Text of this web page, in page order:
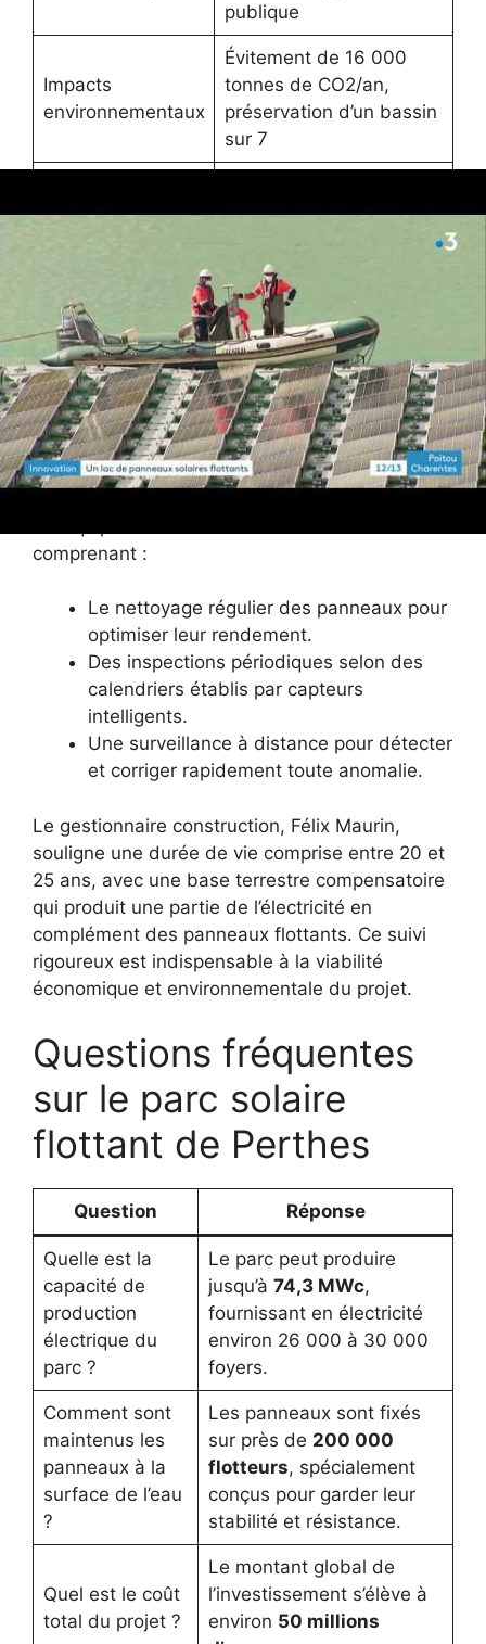
publique
Impacts
environnementaux
Évitement de 16 000
tonnes de CO2/an,
préservation d’un bassin
sur 7
Haute-Marne, 50%
d’exploitation
prévue
20-25 ans avec
maintenance régulière
Entretien et pérennité des
installations
comprenant :
Le nettoyage régulier des panneaux pour
optimiser leur rendement.
Des inspections périodiques selon des
calendriers établis par capteurs
intelligents.
Une surveillance à distance pour détecter
et corriger rapidement toute anomalie.
Le gestionnaire construction, Félix Maurin,
souligne une durée de vie comprise entre 20 et
25 ans, avec une base terrestre compensatoire
qui produit une partie de l’électricité en
complément des panneaux flottants. Ce suivi
rigoureux est indispensable à la viabilité
économique et environnementale du projet.
Questions fréquentes
sur le parc solaire
flottant de Perthes
Question Réponse
Quelle est la
capacité de
production
électrique du
parc ?
Le parc peut produire
jusqu’à 74,3 MWc,
fournissant en électricité
environ 26 000 à 30 000
foyers.
Comment sont
maintenus les
panneaux à la
surface de l’eau
?
Les panneaux sont fixés
sur près de 200 000
flotteurs, spécialement
conçus pour garder leur
stabilité et résistance.
Quel est le coût
total du projet ?
Le montant global de
l’investissement s’élève à
environ 50 millions